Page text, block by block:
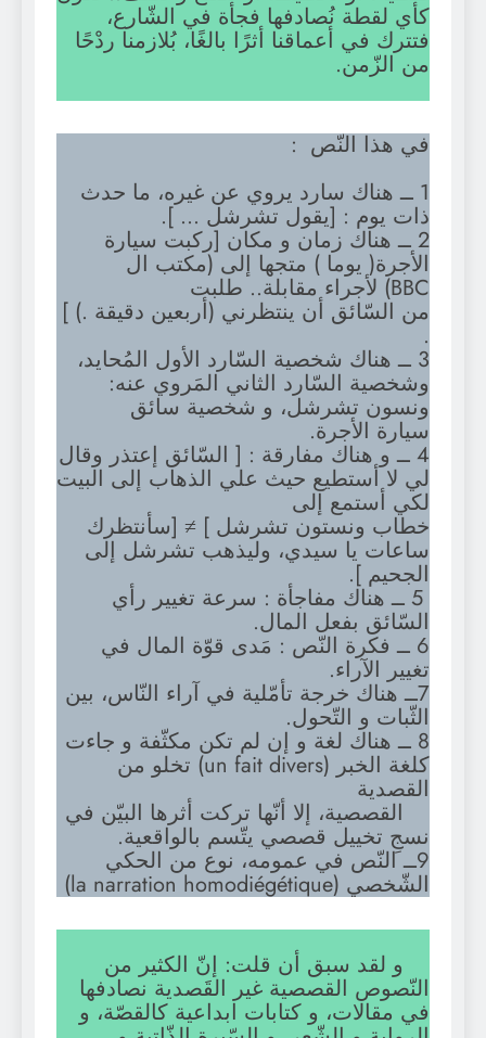
كأي لقطة نُصادفها فجأة في الشّارع،
فتترك في أعماقنا أثرًا بالغًا، بُلازمنا ردْحًا
من الزّمن.
في هذا النّص :
1 ــ هناك سارد يروي عن غيره، ما حدث
ذات يوم : [يقول تشرشل … ].
2 ــ هناك زمان و مكان [ركبت سيارة
الأجرة( يوما ) متجها إلى (مكتب ال
BBC) لأجراء مقابلة.. طلبت
من السّائق أن ينتظرني (أربعين دقيقة .) ]
.
3 ــ هناك شخصية السّارد الأول المُحايد،
وشخصية السّارد الثاني المَروي عنه:
ونسون تشرشل، و شخصية سائق
سيارة الأجرة.
4 ــ و هناك مفارقة : [ السّائق إعتذر وقال
لي لا أستطيع حيث علي الذهاب إلى البيت
لكي أستمع إلى
خطاب ونستون تشرشل ] ≠ [سأنتظرك
ساعات يا سيدي، وليذهب تشرشل إلى
الجحيم ].
5 ــ هناك مفاجأة : سرعة تغيير رأي
السّائق بفعل المال.
6 ــ فكرة النّص : مَدى قوّة المال في
تغيير الآراء.
7ــ هناك خرجة تأمّلية في آراء النّاس، بين
الثّبات و التّحول.
8 ــ هناك لغة و إن لم تكن مكثّفة و جاءت
كلغة الخبر (un fait divers) تخلو من
القصدية
القصصية، إلا أنّها تركت أثرها البيّن في
نسجِ تخييل قصصي يتّسم بالواقعية.
9ــ النّص في عمومه، نوع من الحكي
الشّخصي (la narration homodiégétique)
و لقد سبق أن قلت: إنّ الكثير من
النّصوص القصصية غير القَصدية نصادفها
في مقالات، و كتابات ابداعية كالقصّة، و